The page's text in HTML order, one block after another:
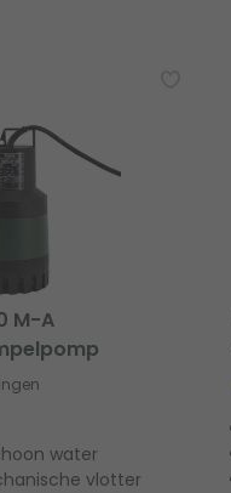
M-A
water
vlotter